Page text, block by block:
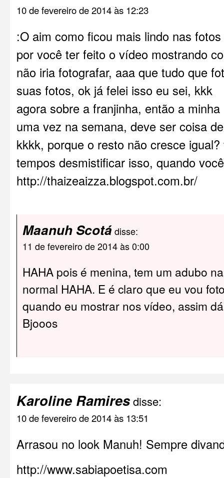
10 de fevereiro de 2014 às 12:23
:O aim como ficou mais lindo nas
por você ter feito o vídeo mostrando
não iria fotografar, aaa que tudo que
suas fotos, ok já felei isso eu sei, kkk
agora sobre a franjinha, então a
uma vez na semana, deve ser coisa
kkkk, porque o resto não cresce
tempos desmistificar isso, quando
http://thaizeaizza.blogspot.com.br/
Maanuh Scotádisse:
11 de fevereiro de 2014 às 0:00
HAHA pois é menina, tem um adubo
normal HAHA. E é claro que eu vou
quando eu mostrar nos vídeo, assim
Bjooos
Karoline Ramiresdisse:
10 de fevereiro de 2014 às 13:51
Arrasou no look Manuh! Sempre
http://www.sabiapoetisa.com